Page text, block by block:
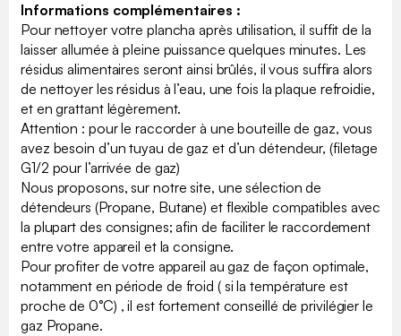
Informations complémentaires :
Pour nettoyer votre plancha après utilisation, il suffit de la
laisser allumée à pleine puissance quelques minutes. Les
résidus alimentaires seront ainsi brûlés, il vous suffira alors
de nettoyer les résidus à l’eau, une fois la plaque refroidie,
et en grattant légèrement.
Attention : pour le raccorder à une bouteille de gaz, vous
avez besoin d’un tuyau de gaz et d’un détendeur, (filetage
G1/2 pour l’arrivée de gaz)
Nous proposons, sur notre site, une sélection de
détendeurs (Propane, Butane) et flexible compatibles avec
la plupart des consignes; afin de faciliter le raccordement
entre votre appareil et la consigne.
Pour profiter de votre appareil au gaz de façon optimale,
notamment en période de froid ( si la température est
proche de 0°C) , il est fortement conseillé de privilégier le
gaz Propane.